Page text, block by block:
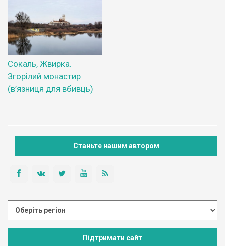
Сокаль, Жвирка.
Згорілий монастир
(в’язниця для вбивць)
Станьте нашим автором
Підтримати сайт